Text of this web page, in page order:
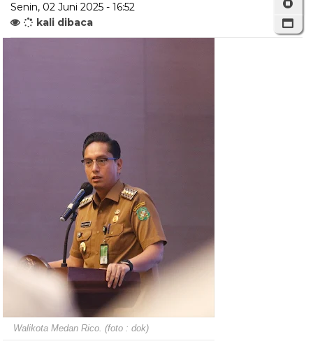
Senin, 02 Juni 2025 - 16:52
kali dibaca
Walikota Medan Rico. (foto : dok)